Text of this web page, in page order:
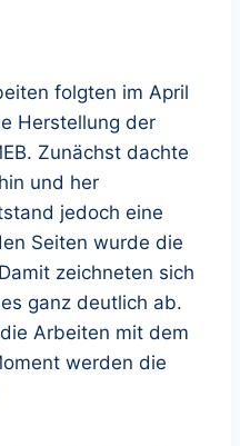
folgten im April
Herstellung der
Zunächst dachte
und her
jedoch eine
Seiten wurde die
zeichneten sich
ganz deutlich ab.
Arbeiten mit dem
werden die